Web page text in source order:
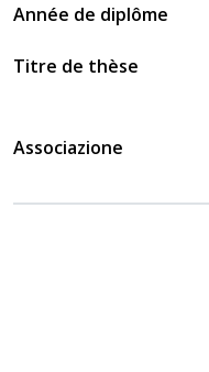
Année de diplôme
Titre de thèse
Associazione